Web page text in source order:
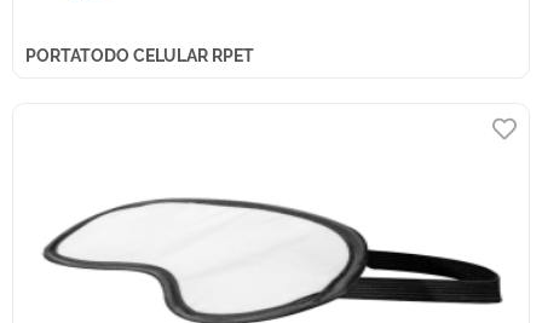
PORTATODO CELULAR RPET